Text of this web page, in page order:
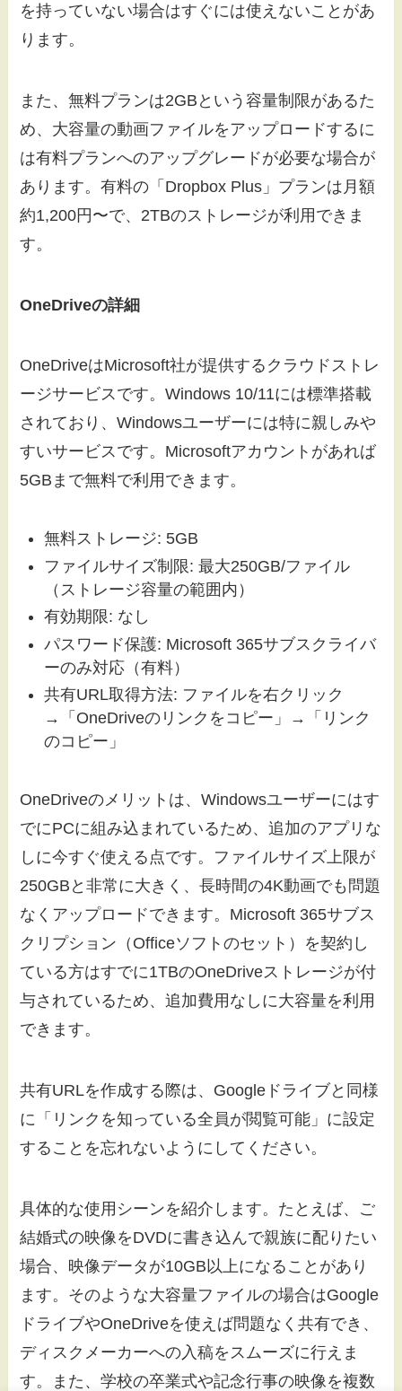
を持っていない場合はすぐには使えないことがあ
ります。
また、無料プランは2GBという容量制限があるた
め、大容量の動画ファイルをアップロードするに
は有料プランへのアップグレードが必要な場合が
あります。有料の「Dropbox Plus」プランは月額
約1,200円〜で、2TBのストレージが利用できま
す。
OneDriveの詳細
OneDriveはMicrosoft社が提供するクラウドストレ
ージサービスです。Windows 10/11には標準搭載
されており、Windowsユーザーには特に親しみや
すいサービスです。Microsoftアカウントがあれば
5GBまで無料で利用できます。
無料ストレージ: 5GB
ファイルサイズ制限: 最大250GB/ファイル
（ストレージ容量の範囲内）
有効期限: なし
パスワード保護: Microsoft 365サブスクライバ
ーのみ対応（有料）
共有URL取得方法: ファイルを右クリック
→「OneDriveのリンクをコピー」→「リンク
のコピー」
OneDriveのメリットは、Windowsユーザーにはす
でにPCに組み込まれているため、追加のアプリな
しに今すぐ使える点です。ファイルサイズ上限が
250GBと非常に大きく、長時間の4K動画でも問題
なくアップロードできます。Microsoft 365サブス
クリプション（Officeソフトのセット）を契約し
ている方はすでに1TBのOneDriveストレージが付
与されているため、追加費用なしに大容量を利用
できます。
共有URLを作成する際は、Googleドライブと同様
に「リンクを知っている全員が閲覧可能」に設定
することを忘れないようにしてください。
具体的な使用シーンを紹介します。たとえば、ご
結婚式の映像をDVDに書き込んで親族に配りたい
場合、映像データが10GB以上になることがあり
ます。そのような大容量ファイルの場合はGoogle
ドライブやOneDriveを使えば問題なく共有でき、
ディスクメーカーへの入稿をスムーズに行えま
す。また、学校の卒業式や記念行事の映像を複数